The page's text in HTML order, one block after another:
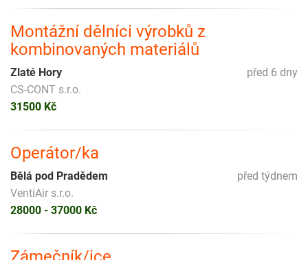
Montážní dělníci výrobků z
kombinovaných materiálů
před 6 dny
Zlaté Hory
CS-CONT s.r.o.
31500 Kč
Operátor/ka
před týdnem
Bělá pod Pradědem
VentiAir s.r.o.
28000 - 37000 Kč